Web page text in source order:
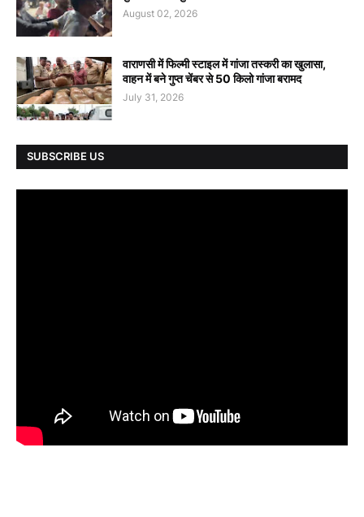
August 02, 2026
वाराणसी में फिल्मी स्टाइल में गांजा तस्करी का खुलासा,
वाहन में बने गुप्त चेंबर से 50 किलो गांजा बरामद
July 31, 2026
SUBSCRIBE US